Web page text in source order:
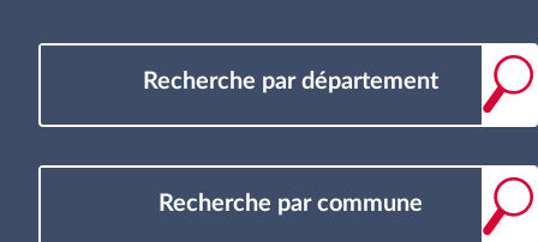
Recherche par département
Recherche par commune